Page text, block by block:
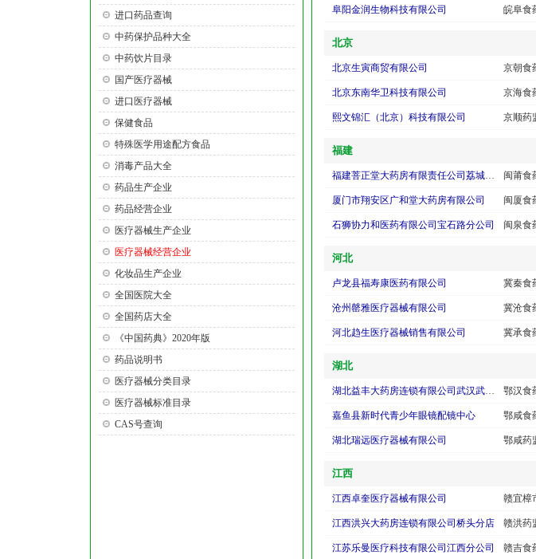
进口药品查询
中药保护品种大全
中药饮片目录
国产医疗器械
进口医疗器械
保健食品
特殊医学用途配方食品
消毒产品大全
药品生产企业
药品经营企业
医疗器械生产企业
医疗器械经营企业
化妆品生产企业
全国医院大全
全国药店大全
《中国药典》2020年版
药品说明书
医疗器械分类目录
医疗器械标准目录
CAS号查询
阜阳金润生物科技有限公司 皖阜食
北京
北京生寅商贸有限公司 京朝食
北京东南华卫科技有限公司 京海食
熙文锦汇（北京）科技有限公司 京顺药
福建
福建菩正堂大药房有限责任公司荔城大坂店 闽莆食
厦门市翔安区广和堂大药房有限公司 闽厦食
石狮协力和医药有限公司宝石路分公司 闽泉食
河北
卢龙县福寿康医药有限公司 冀秦食
沧州罄雅医疗器械有限公司 冀沧食
河北趋生医疗器械销售有限公司 冀承食
湖北
湖北益丰大药房连锁有限公司武汉武胜西路分店 鄂汉食
嘉鱼县新时代青少年眼镜配镜中心 鄂咸食
湖北瑞远医疗器械有限公司 鄂咸药
江西
江西卓奎医疗器械有限公司 赣宜樟
江西洪兴大药房连锁有限公司桥头分店 赣洪药
江苏乐曼医疗科技有限公司江西分公司 赣吉食